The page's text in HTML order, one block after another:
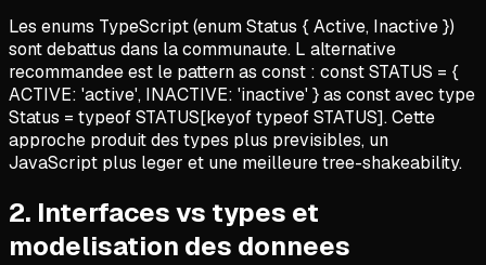
Les enums TypeScript (enum Status { Active, Inactive })
sont debattus dans la communaute. L alternative
recommandee est le pattern as const : const STATUS = {
ACTIVE: 'active', INACTIVE: 'inactive' } as const avec type
Status = typeof STATUS[keyof typeof STATUS]. Cette
approche produit des types plus previsibles, un
JavaScript plus leger et une meilleure tree-shakeability.
2. Interfaces vs types et
modelisation des donnees